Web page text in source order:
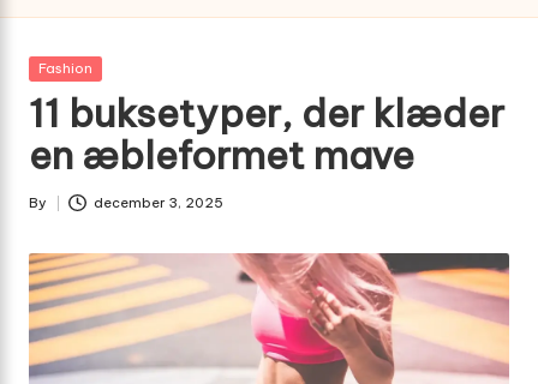
inspiration
Posted
Fashion
11 buksetyper, der klæder
en æbleformet mave
Posted
By december 3, 2025